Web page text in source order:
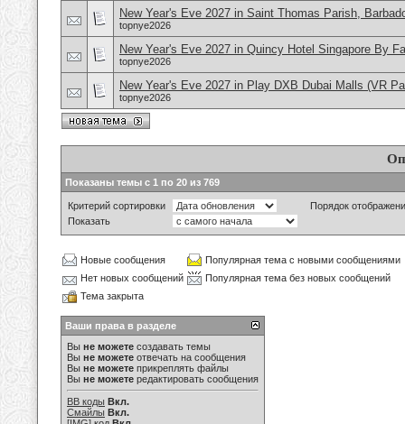
New Year's Eve 2027 in Saint Thomas Parish,
topnye2026
New Year's Eve 2027 in Quincy Hotel Singapore By
topnye2026
New Year's Eve 2027 in Play DXB Dubai Malls (VR
topnye2026
Показаны темы с 1 по 20 из 769
Критерий сортировки
Порядок
Показать
Новые сообщения
Популярная тема с новыми сообщениями
Нет новых сообщений
Популярная тема без новых сообщений
Тема закрыта
Ваши права в разделе
Вы не можете создавать темы
Вы не можете отвечать на сообщения
Вы не можете прикреплять файлы
Вы не можете редактировать сообщения
BB коды Вкл.
Смайлы Вкл.